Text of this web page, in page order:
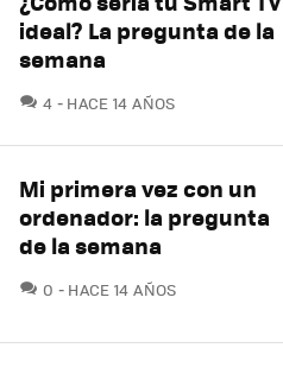
ideal? La pregunta de la
semana
4 COMENTARIOS
HACE 14 AÑOS
Mi primera vez con un
ordenador: la pregunta
de la semana
0 COMENTARIOS
HACE 14 AÑOS